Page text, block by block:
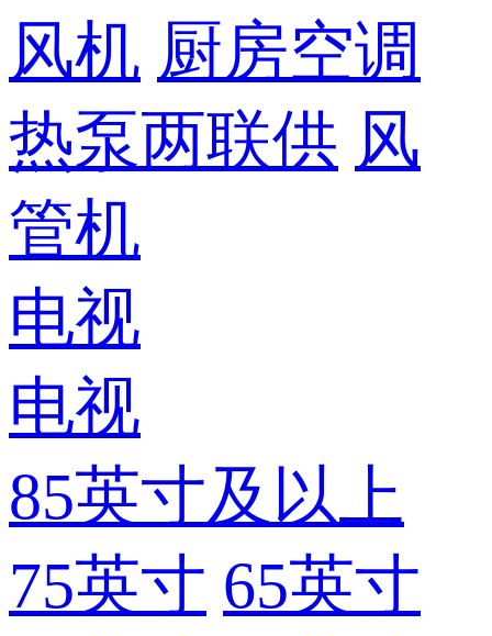
风机 厨房空调
热泵两联供 风
管机
电视
电视
85英寸及以上
75英寸 65英寸